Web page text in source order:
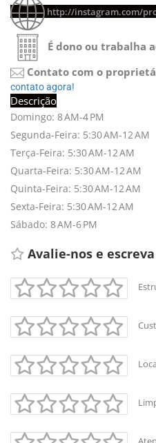
http://instagram.com/
É dono ou trabalha
Contato com o
contato agora!
Descrição
Domingo: 8 AM-4 PM
Segunda-Feira: 5:30 AM-12 AM
Terça-Feira: 5:30 AM-12 AM
Quarta-Feira: 5:30 AM-12 AM
Quinta-Feira: 5:30 AM-12 AM
Sexta-Feira: 5:30 AM-12 AM
Sábado: 8 AM-6 PM
Avalie-nos e